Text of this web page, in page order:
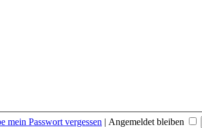
mein Passwort vergessen | Angemeldet bleiben